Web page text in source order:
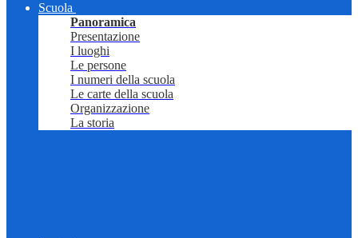
Scuola
Panoramica
Presentazione
I luoghi
Le persone
I numeri della scuola
Le carte della scuola
Organizzazione
La storia